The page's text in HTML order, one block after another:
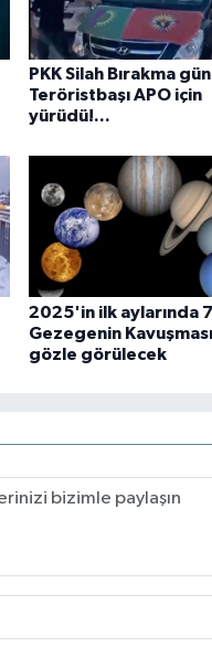
PKK Silah Bırakma
Teröristbaşı APO için
yürüdü!...
2025'in ilk aylarında 7
Gezegenin
gözle görülecek